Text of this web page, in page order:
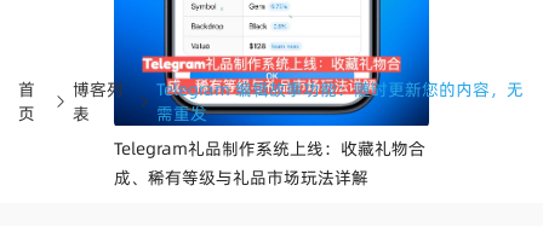
Telegram礼品制作系统上线：收藏礼物合
成、稀有等级与礼品市场玩法详解
首
页
博客列
表
Telegram 编辑故事功能：随时更新您的内容，无
需重发